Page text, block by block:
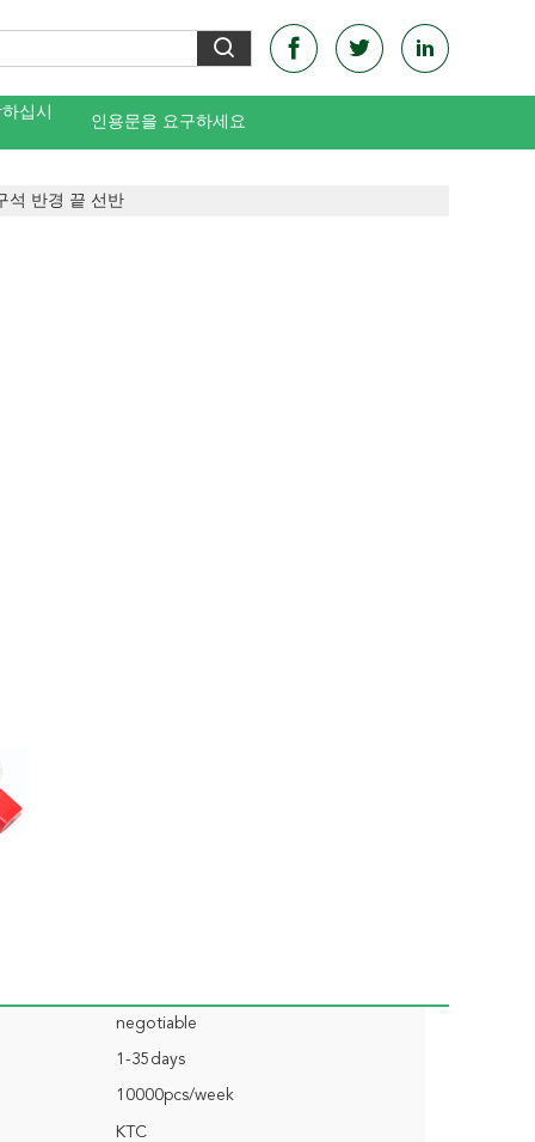
십시
인용문을 요구하세요
석 반경 끝 선반
negotiable
1-35days
10000pcs/week
KTC